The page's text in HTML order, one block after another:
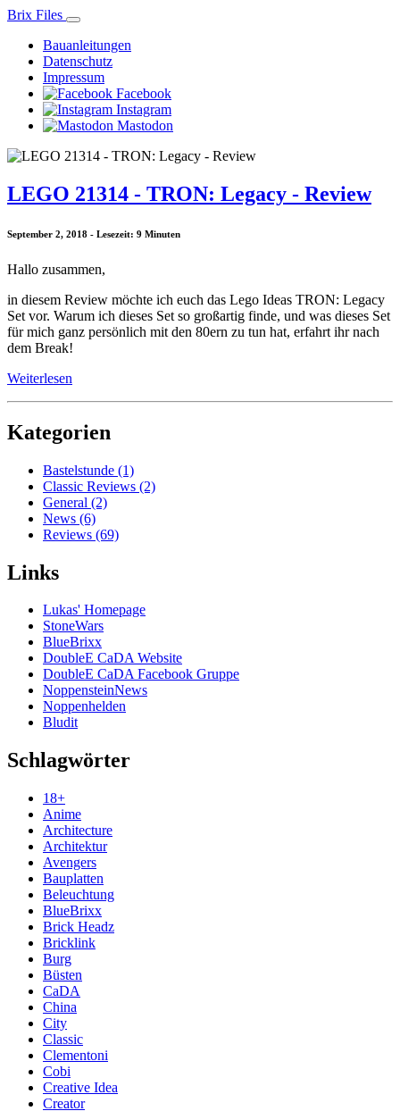
Brix Files
Bauanleitungen
Datenschutz
Impressum
Facebook
Instagram
Mastodon
LEGO 21314 - TRON: Legacy - Review
September 2, 2018 - Lesezeit: 9 Minuten
Hallo zusammen,
in diesem Review möchte ich euch das Lego Ideas TRON: Legacy
Set vor. Warum ich dieses Set so großartig finde, und was dieses Set
für mich ganz persönlich mit den 80ern zu tun hat, erfahrt ihr nach
dem Break!
Weiterlesen
Kategorien
Bastelstunde (1)
Classic Reviews (2)
General (2)
News (6)
Reviews (69)
Links
Lukas' Homepage
StoneWars
BlueBrixx
DoubleE CaDA Website
DoubleE CaDA Facebook Gruppe
NoppensteinNews
Noppenhelden
Bludit
Schlagwörter
18+
Anime
Architecture
Architektur
Avengers
Bauplatten
Beleuchtung
BlueBrixx
Brick Headz
Bricklink
Burg
Büsten
CaDA
China
City
Classic
Clementoni
Cobi
Creative Idea
Creator